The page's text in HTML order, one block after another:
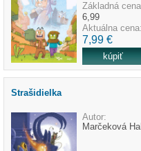
Základná
6,99
Aktuálna
7,99 €
Strašidielka
Autor:
Marčeková